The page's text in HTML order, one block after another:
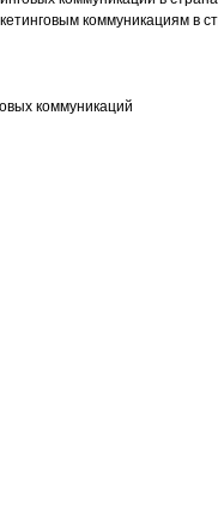
коммуникациям в
коммуникаций